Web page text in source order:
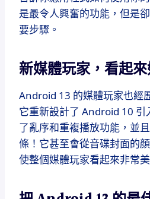
是最令人興奮的功能，但是
要步驟。
新媒體玩家，看起來
Android 13 的媒體玩家也經
它重新設計了 Android 10 引
了亂序和重複播放功能，並
條！它甚至會從音碟封面的
使整個媒體玩家看起來非常美